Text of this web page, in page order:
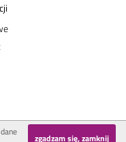
zgadzam się, zamknij